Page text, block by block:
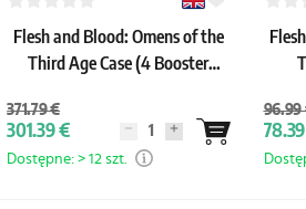
Flesh and Blood: Omens of the
Third Age Case (4 Booster
371.79 €
301.39 €
Dostępne: > 12 szt.
96.99